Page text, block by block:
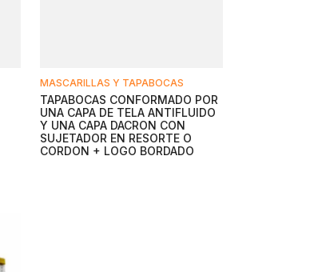
MASCARILLAS Y TAPABOCAS
TAPABOCAS CONFORMADO POR
UNA CAPA DE TELA ANTIFLUIDO
Y UNA CAPA DACRON CON
SUJETADOR EN RESORTE O
CORDON + LOGO BORDADO